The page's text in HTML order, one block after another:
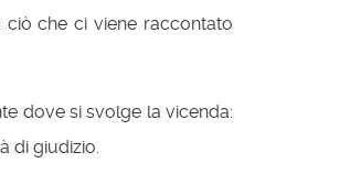
che ci viene raccontato
dove si svolge la vicenda:
di giudizio.